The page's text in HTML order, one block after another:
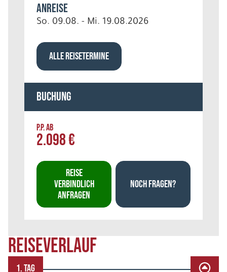
REISEVERLAUF
1. TAG
Anreise
So. 09.08. - Mi. 19.08.2026
ALLE REISETERMINE
Buchung
P.P. AB
2.098 €
REISE
VERBINDLICH
ANFRAGEN
NOCH FRAGEN?